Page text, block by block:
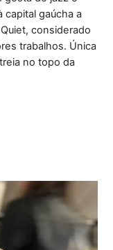
capital gaúcha a
considerado
trabalhos. Única
no topo da